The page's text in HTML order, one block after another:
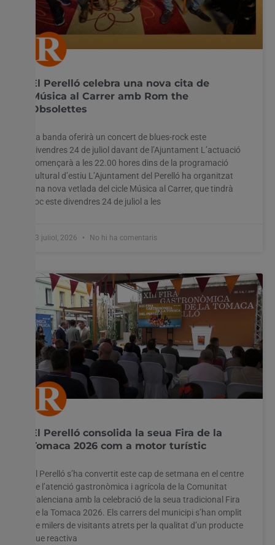
El Perelló celebra una nova cita de
Música al Carrer amb Rom the
Obsolettes
La banda oferirà un concert de blues-rock este
divendres 24 de juliol davant de l’Ajuntament L’actuació
començarà a les 22.00 hores dins de la programació
cultural d’estiu L’Ajuntament del Perelló ha organitzat
una nova vetlada del cicle Música al Carrer, que tindrà
lloc este divendres 24 de juliol a les
23 juliol, 2026 No hi ha comentaris
El Perelló consolida la seua Fira de la
Tomaca 2026 com a motor turístic
El Perelló s’ha convertit este cap de setmana en el centre
de l’atenció gastronòmica i agrícola de la Comunitat
Valenciana amb la celebració de la seua tradicional Fira
de la Tomaca 2026. Els carrers del municipi s’han omplit
de milers de visitants atrets per la qualitat d’un producte
que reactiva